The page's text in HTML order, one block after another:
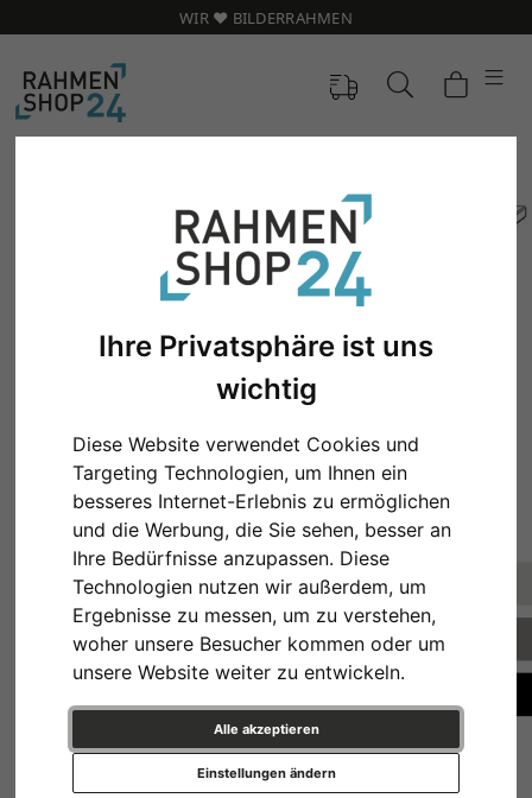
Ihre Privatsphäre ist uns
wichtig
Diese Website verwendet Cookies und
Targeting Technologien, um Ihnen ein
besseres Internet-Erlebnis zu ermöglichen
und die Werbung, die Sie sehen, besser an
Ihre Bedürfnisse anzupassen. Diese
Technologien nutzen wir außerdem, um
Ergebnisse zu messen, um zu verstehen,
woher unsere Besucher kommen oder um
unsere Website weiter zu entwickeln.
Alle akzeptieren
Einstellungen ändern
WIR ❤️ BILDERRAHMEN
Zurück